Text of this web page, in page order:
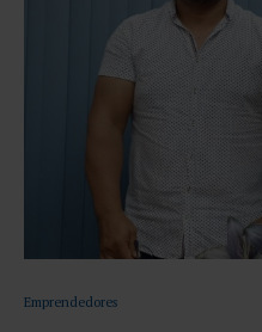
Emprendedores